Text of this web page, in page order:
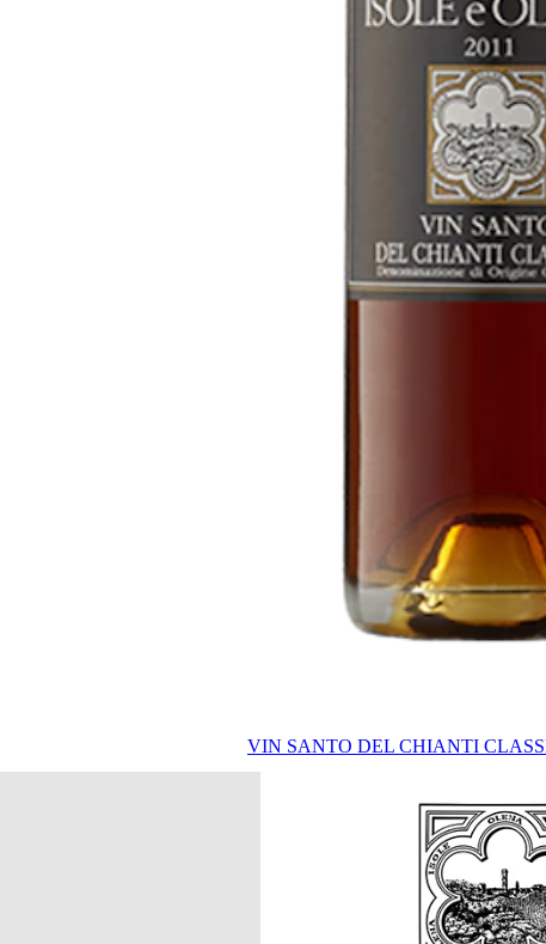
VIN SANTO DEL CHIANTI